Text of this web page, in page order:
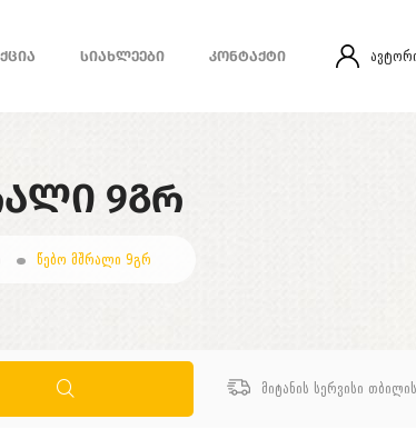
ᲡᲘᲐᲮᲚᲔᲔᲑᲘ ᲙᲝᲜᲢᲐᲥᲢᲘ
9ᲒᲠ
წებო მშრალი 9გრ
მიტანის სერვისი